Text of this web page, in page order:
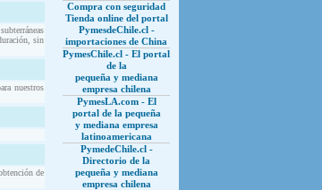
sin
nuestros
de
Compra con seguridad
Tienda online del portal
PymesdeChile.cl -
importaciones de China
PymesChile.cl - El portal
de la
pequeña y mediana
empresa chilena
PymesLA.com - El
portal de la pequeña
y mediana empresa
latinoamericana
PymedeChile.cl -
Directorio de la
pequeña y mediana
empresa chilena